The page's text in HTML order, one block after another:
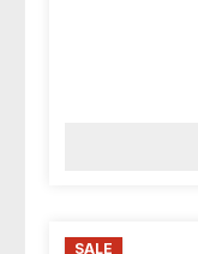
SALE